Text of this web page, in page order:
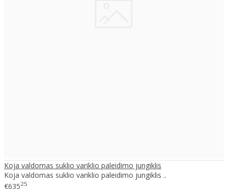
Koja valdomas suklio variklio paleidimo jungiklis
Koja valdomas suklio variklio paleidimo jungiklis ..
€63525